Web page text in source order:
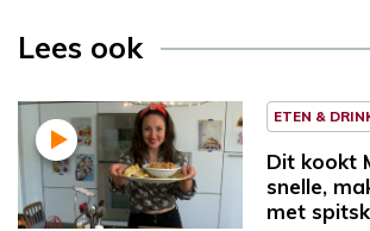
Lees ook
ETEN &
Dit kookt
snelle,
met